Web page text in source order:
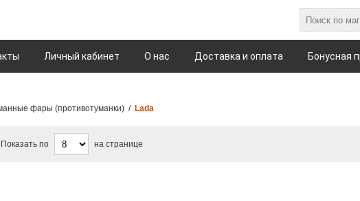
Личный кабинет О нас Доставка и оплата Бонусная
фары (противотуманки) / Lada
Показать по на странице